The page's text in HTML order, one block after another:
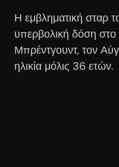
Η εμβληματική σταρ
υπερβολική δόση στο
Μπρέντγουντ, τον
ηλικία μόλις 36 ετών.